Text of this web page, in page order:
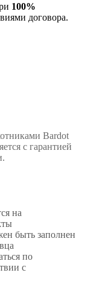
100%
договора.
Bardot
с гарантией
на
быть заполнен
по
с